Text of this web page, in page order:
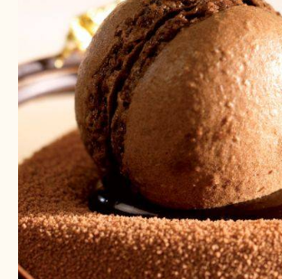
OPÉRA AUX NOIX DE PÉCAN
Alliance
amande-
chocolat